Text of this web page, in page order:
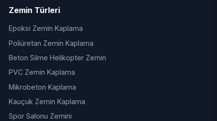
Zemin Türleri
Epoksi Zemin Kaplama
Poliüretan Zemin Kaplama
Beton Silme Helikopter Zemin
PVC Zemin Kaplama
Mikrobeton Kaplama
Kauçuk Zemin Kaplama
Spor Salonu Zemini